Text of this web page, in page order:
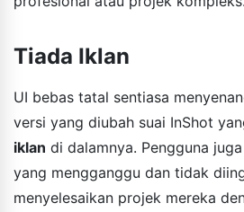
Tiada Iklan
UI bebas tatal sentiasa
versi yang diubah suai InShot
iklan di dalamnya. Pengguna
yang mengganggu dan tidak
menyelesaikan projek mereka